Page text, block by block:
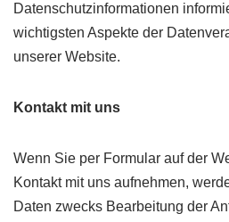
Datenschutzinformationen
wichtigsten Aspekte der
unserer Website.
Kontakt mit uns
Wenn Sie per Formular auf der
Kontakt mit uns aufnehmen,
Daten zwecks Bearbeitung der